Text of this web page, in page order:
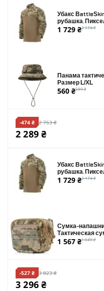
Убакс
рубашка.
1 729 ₴2 174 ₴
Панама
Размер L/XL
560 ₴589 ₴
-474 ₴ 2 763 ₴
2 289 ₴
Убакс
рубашка.
1 729 ₴2 174 ₴
Сумка-
Тактическая
1 567 ₴1 649 ₴
-527 ₴ 3 823 ₴
3 296 ₴